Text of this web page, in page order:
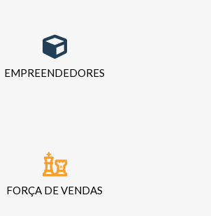
EMPREENDEDORES
FORÇA DE VENDAS